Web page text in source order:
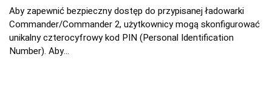
Aby zapewnić bezpieczny dostęp do przypisanej ładowarki
Commander/Commander 2, użytkownicy mogą skonfigurować
unikalny czterocyfrowy kod PIN (Personal Identification
Number). Aby...